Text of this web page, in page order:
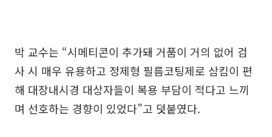
박 교수는 “시메티콘이 추가돼 거품이 거의 없어 검
사 시 매우 유용하고 정제형 필름코팅제로 삼킴이 편
해 대장내시경 대상자들이 복용 부담이 적다고 느끼
며 선호하는 경향이 있었다”고 덧붙였다.